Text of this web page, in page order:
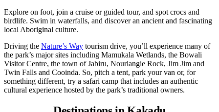
搜
尋:
Sign
Explore on foot, join a cruise or guided tour, and spot crocs and
birdlife. Swim in waterfalls, and discover an ancient and fascinating
local Aboriginal culture.
Driving the Nature’s Way tourism drive, you’ll experience many of
the park’s major sites including Mamukala Wetlands, the Bowali
Visitor Centre, the town of Jabiru, Nourlangie Rock, Jim Jim and
Twin Falls and Cooinda. So, pitch a tent, park your van or, for
something different, try a safari camp that includes an authentic
cultural experience hosted by the park’s traditional owners.